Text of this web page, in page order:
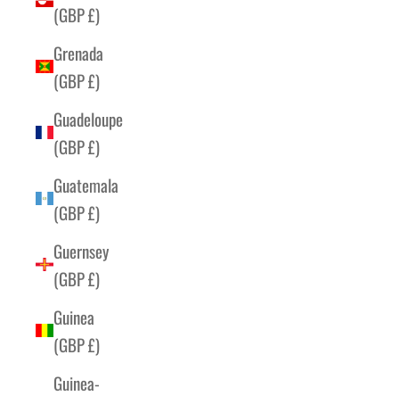
(GBP £)
Grenada
(GBP £)
Guadeloupe
(GBP £)
Guatemala
(GBP £)
Guernsey
(GBP £)
Guinea
(GBP £)
Guinea-